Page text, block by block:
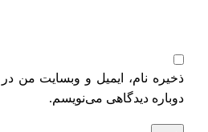
ذخیره نام، ایمیل و وبسایت من
دوباره دیدگاهی می‌نویسم.